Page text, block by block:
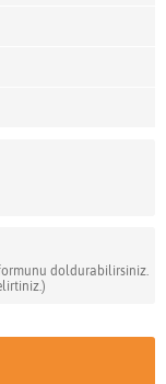
doldurabilirsiniz.